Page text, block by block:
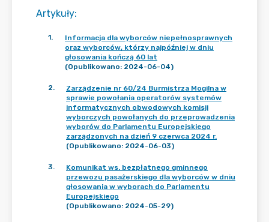
Artykuły:
1.
Informacja dla wyborców niepełnosprawnych
oraz wyborców, którzy najpóźniej w dniu
głosowania kończą 60 lat
(Opublikowano: 2024-06-04)
2.
Zarządzenie nr 60/24 Burmistrza Mogilna w
sprawie powołania operatorów systemów
informatycznych obwodowych komisji
wyborczych powołanych do przeprowadzenia
wyborów do Parlamentu Europejskiego
zarządzonych na dzień 9 czerwca 2024 r.
(Opublikowano: 2024-06-03)
3.
Komunikat ws. bezpłatnego gminnego
przewozu pasażerskiego dla wyborców w dniu
głosowania w wyborach do Parlamentu
Europejskiego
(Opublikowano: 2024-05-29)